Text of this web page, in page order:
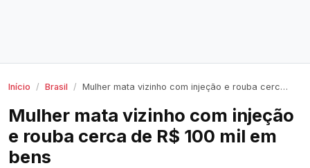
Início Brasil Mulher mata vizinho com injeção e rouba cerca de R$ 100 mil em bens
Mulher mata vizinho com injeção
e rouba cerca de R$ 100 mil em
bens